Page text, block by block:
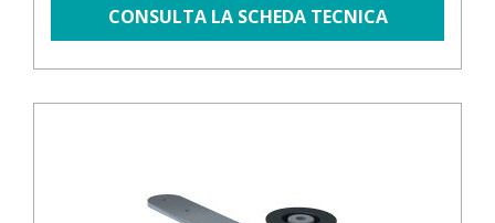
CONSULTA LA SCHEDA TECNICA